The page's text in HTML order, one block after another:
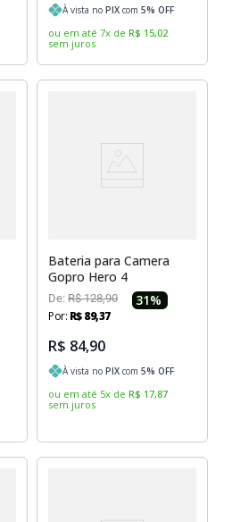
À vista no PIX com 5% OFF
ou em até 7x de R$ 15,02
sem juros
Bateria para Camera
Gopro Hero 4
De: R$ 128,90 31%
Por: R$89,37
R$ 84,90
À vista no PIX com 5% OFF
ou em até 5x de R$ 17,87
sem juros